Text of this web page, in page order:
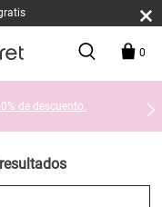
0
de descuento.